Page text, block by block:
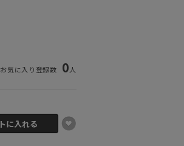
お気に入り登録数 0人